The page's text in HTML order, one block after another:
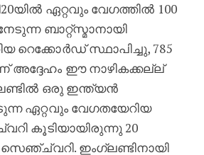
ഏറ്റവും വേഗത്തിൽ 100
ബാറ്റ്സ്മാനായി
റെക്കോർഡ് സ്ഥാപിച്ചു, 785
അദ്ദേഹം ഈ നാഴികക്കല്ല്
ഒരു ഇന്ത്യൻ
ഏറ്റവും വേഗതയേറിയ
കൂടിയായിരുന്നു 20
ഇംഗ്ലണ്ടിനായി